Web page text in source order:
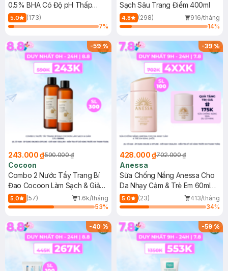
0.5% BHA Có Độ pH Thấp
150ml
5.0
(173)
7%
Sạch Sâu Trang Điểm 400ml
4.8 (298)
916/tháng
14%
-59%
243.000 ₫590.000 ₫
Cocoon
Combo 2 Nước Tẩy Trang Bí
Đao Cocoon Làm Sạch & Giảm
Dầu 500ml
5.0 (57)
1.6k/tháng
53%
-39%
428.000 ₫702.000 ₫
Anessa
Sữa Chống Nắng Anessa Cho
Da Nhạy Cảm & Trẻ Em 60ml
(Mới)
5.0 (23)
413/tháng
34%
-40% -59%